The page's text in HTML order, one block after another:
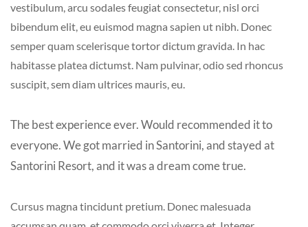
vestibulum, arcu sodales feugiat consectetur, nisl orci
bibendum elit, eu euismod magna sapien ut nibh. Donec
semper quam scelerisque tortor dictum gravida. In hac
habitasse platea dictumst. Nam pulvinar, odio sed rhoncus
suscipit, sem diam ultrices mauris, eu.
The best experience ever. Would recommended it to
everyone. We got married in Santorini, and stayed at
Santorini Resort, and it was a dream come true.
Cursus magna tincidunt pretium. Donec malesuada